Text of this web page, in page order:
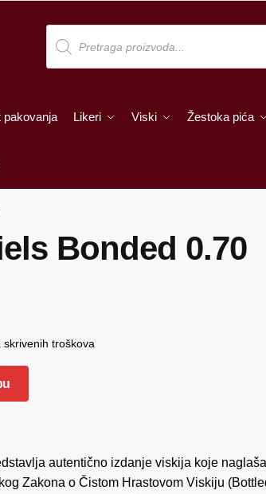
Products
search
pakovanja Likeri Viski Žestoka pića
Bonded 0.70
troškova
autentično izdanje viskija koje
Zakona o Čistom Hrastovom Viskiju